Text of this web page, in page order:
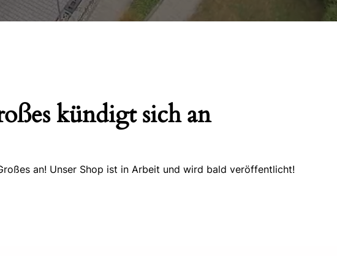
kündigt sich an
an! Unser Shop ist in Arbeit und wird bald veröffentlicht!